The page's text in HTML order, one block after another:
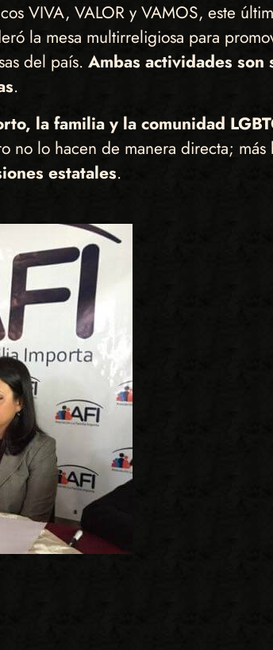
VIVA, VALOR y VAMOS, este
la mesa multirreligiosa para
del país. Ambas actividades son
.
la familia y la comunidad
no lo hacen de manera directa; más
estatales.